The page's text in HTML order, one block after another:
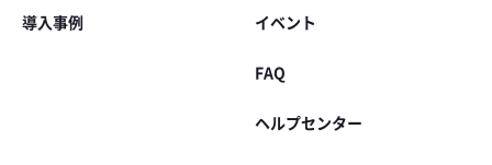
導入事例 イベント
FAQ
ヘルプセンター